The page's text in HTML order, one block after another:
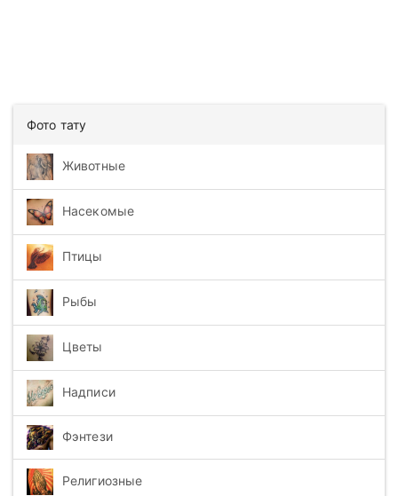
Фото тату
Животные
Насекомые
Птицы
Рыбы
Цветы
Надписи
Фэнтези
Религиозные